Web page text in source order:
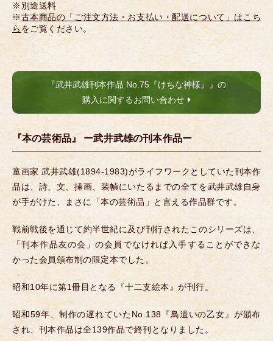
※別途送料
※古本商品の「ご注文方法・お支払い・配送について」はこち
らをご覧ください。
『武井武雄刊本作品 No.75『けちな神様』』の
購入に関するお問い合わせ
『本の芸術品』 ー武井武雄の刊本作品ー
童画家 武井武雄(1894-1983)がライフワークとしていた刊本作
品は、詩、文、挿画、装幀にいたるまでの全てを武井武雄自身
が手がけた、まさに「本の芸術品」と言える作品群です。
戦前戦後を通じて約半世紀に及び刊行されたこのシリーズは、
「刊本作品友の会」の会員でなければ入手することができな
かった会員頒布制の限定本でした。
昭和10年に第1冊目となる『十二支絵本』が刊行。
昭和59年、制作の遅れていたNo.138『鳥遣いの乙女』が頒布
され、刊本作品は全139作品で終刊となりました。